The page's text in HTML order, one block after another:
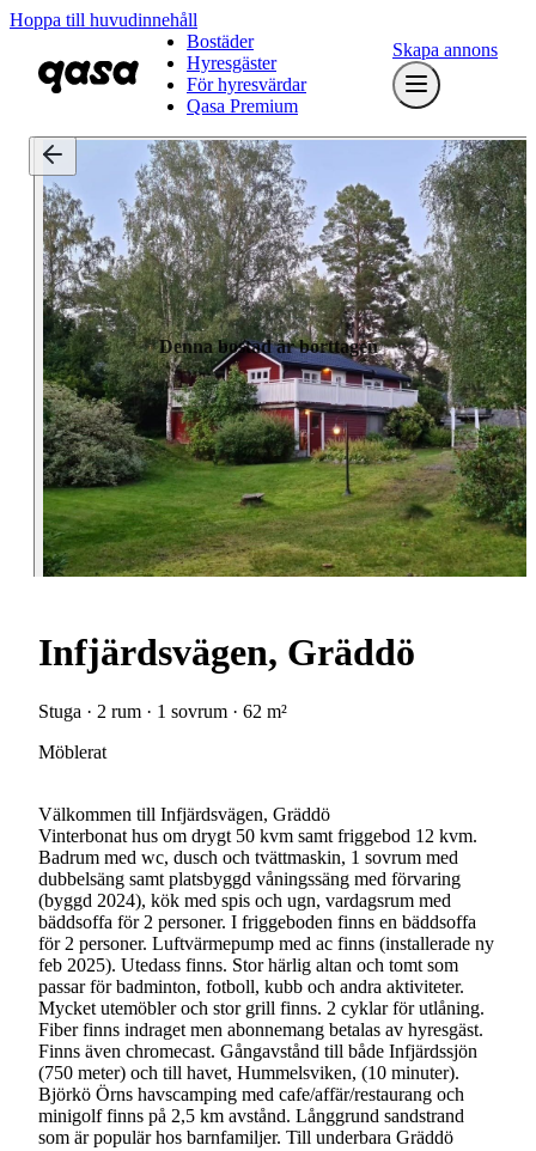
Hoppa till huvudinnehåll
Bostäder
Hyresgäster
För hyresvärdar
Qasa Premium
Skapa annons
Denna bostad är borttagen
Infjärdsvägen, Gräddö
Stuga · 2 rum · 1 sovrum · 62 m²
Möblerat
Välkommen till Infjärdsvägen, Gräddö
Vinterbonat hus om drygt 50 kvm samt friggebod 12 kvm.
Badrum med wc, dusch och tvättmaskin, 1 sovrum med
dubbelsäng samt platsbyggd våningssäng med förvaring
(byggd 2024), kök med spis och ugn, vardagsrum med
bäddsoffa för 2 personer. I friggeboden finns en bäddsoffa
för 2 personer. Luftvärmepump med ac finns (installerade ny
feb 2025). Utedass finns. Stor härlig altan och tomt som
passar för badminton, fotboll, kubb och andra aktiviteter.
Mycket utemöbler och stor grill finns. 2 cyklar för utlåning.
Fiber finns indraget men abonnemang betalas av hyresgäst.
Finns även chromecast. Gångavstånd till både Infjärdssjön
(750 meter) och till havet, Hummelsviken, (10 minuter).
Björkö Örns havscamping med cafe/affär/restaurang och
minigolf finns på 2,5 km avstånd. Långgrund sandstrand
som är populär hos barnfamiljer. Till underbara Gräddö